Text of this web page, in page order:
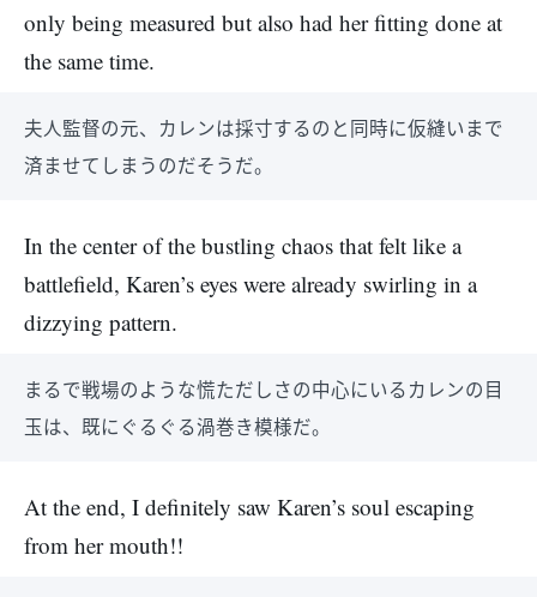
only being measured but also had her fitting done at
the same time.
夫人監督の元、カレンは採寸するのと同時に仮縫いまで
済ませてしまうのだそうだ。
In the center of the bustling chaos that felt like a
battlefield, Karen’s eyes were already swirling in a
dizzying pattern.
まるで戦場のような慌ただしさの中心にいるカレンの目
玉は、既にぐるぐる渦巻き模様だ。
At the end, I definitely saw Karen’s soul escaping
from her mouth!!